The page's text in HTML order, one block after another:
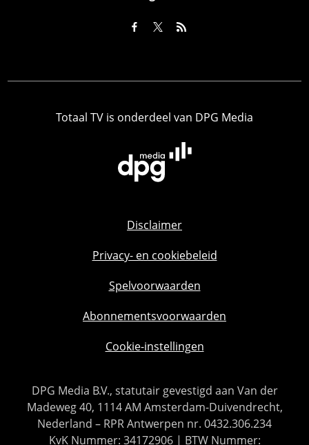
Totaal TV is onderdeel van DPG Media
Disclaimer
Privacy- en cookiebeleid
Spelvoorwaarden
Abonnementsvoorwaarden
Cookie-instellingen
DPG Media B.V., statutair gevestigd aan Van der
Madeweg 40, 1114 AM Amsterdam-Duivendrecht,
Nederland – RPR Antwerpen nr. 0432.306.234
KvK Nummer: 34172906 | BTW Nummer: